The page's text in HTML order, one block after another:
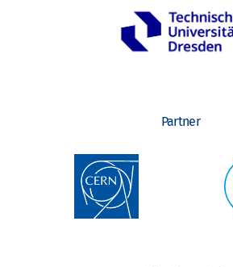
Partner